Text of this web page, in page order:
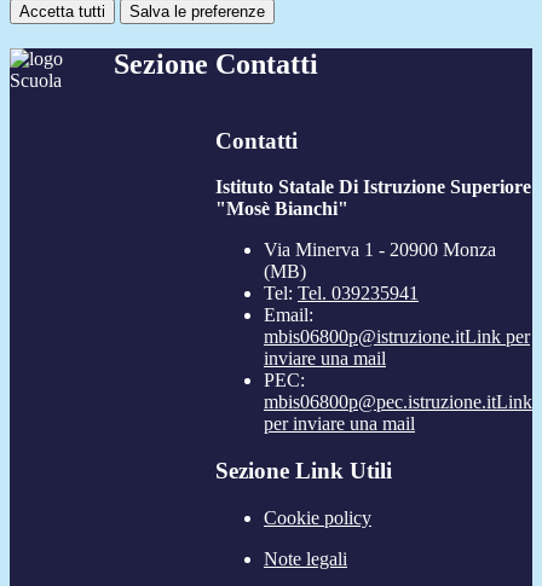
Accetta tutti Salva le preferenze
Sezione Contatti
Contatti
Istituto Statale Di Istruzione Superiore
"Mosè Bianchi"
Via Minerva 1 - 20900 Monza
(MB)
Tel: Tel. 039235941
Email:
mbis06800p@istruzione.itLink per
inviare una mail
PEC:
mbis06800p@pec.istruzione.itLink
per inviare una mail
Sezione Link Utili
Cookie policy
Note legali